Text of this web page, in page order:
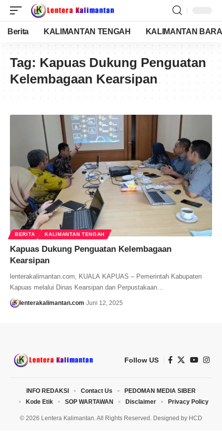
Berita KALIMANTAN TENGAH KALIMANTAN
Tag: Kapuas Dukung Penguatan
Kelembagaan Kearsipan
BERITA KALIMANTAN TENGAH
Kapuas Dukung Penguatan Kelembagaan
Kearsipan
lenterakalimantan.com, KUALA KAPUAS – Pemerintah Kabupaten
Kapuas melalui Dinas Kearsipan dan Perpustakaan…
lenterakalimantan.com Juni 12, 2025
Follow US
© 2026 Lentera Kalimantan. All Rights Reserved. Designed by HCD
INFO REDAKSI Contact Us
PEDOMAN MEDIA SIBER
Kode Etik
SOP WARTAWAN Disclaimer Privacy Policy